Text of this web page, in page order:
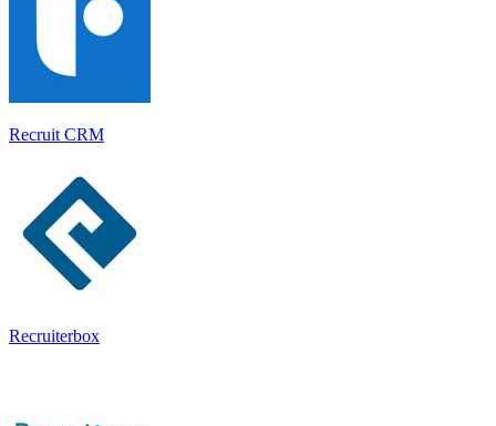
Recruit CRM
Recruiterbox